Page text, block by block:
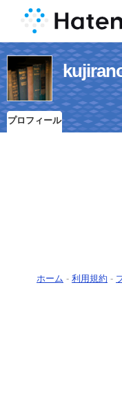
プロフィール
ホーム - 利用規約 -